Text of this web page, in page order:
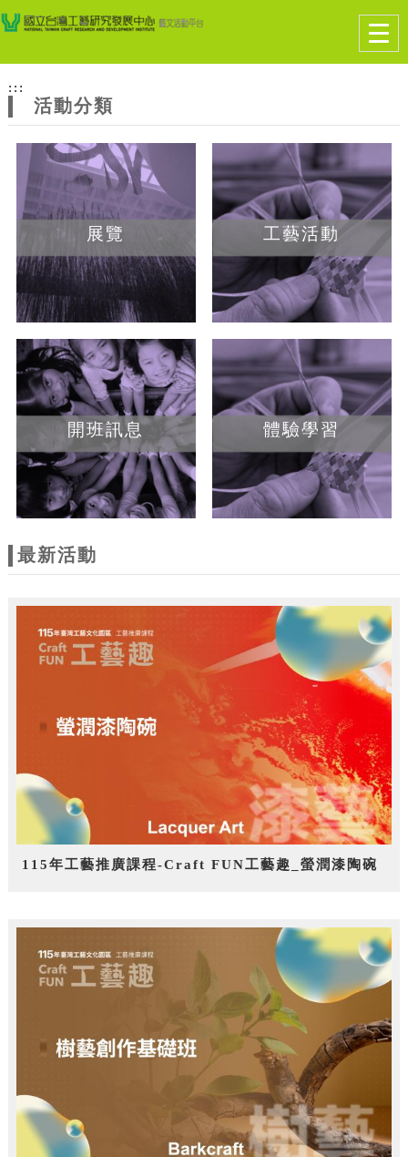
網
站
主
題
跳到主要內容
網站導覽
:::
活動分類
展覽 工藝活動
開班訊息 體驗學習
最新活動
115年工藝推廣課程-Craft FUN工藝趣_螢潤漆陶碗